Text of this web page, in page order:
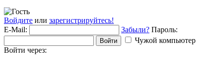
Войдите или зарегистрируйтесь!
E-Mail:
Забыли? Пароль:
Войти
Чужой компьютер
Войти через: